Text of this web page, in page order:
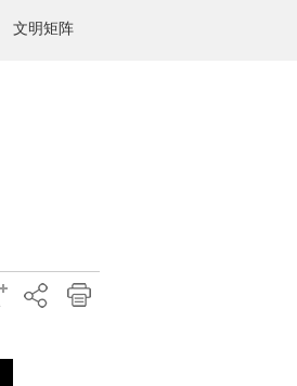
文明矩阵